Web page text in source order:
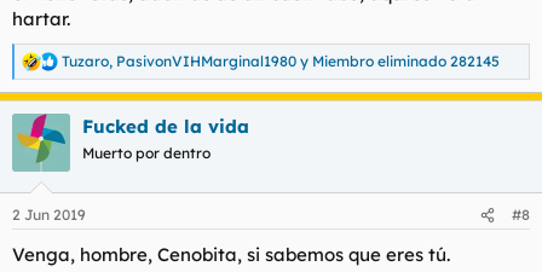
hartar.
R
e
a
c
e
:
Tuzaro, PasivonVIHMarginal1980 y Miembro eliminado 282145
Fucked de la vida
Muerto por dentro
2 Jun 2019 #8
Venga, hombre, Cenobita, si sabemos que eres tú.